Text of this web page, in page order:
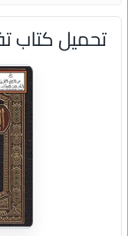
تحميل كتاب